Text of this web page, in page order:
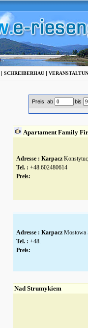
| SCHREIBERHAU |
Preis: ab bis
Apartament Family
Adresse : Karpacz
Tel. : +48.602480614
Preis:
Adresse : KarpaczMostowa
Tel. : +48.
Preis:
Nad Strumykiem